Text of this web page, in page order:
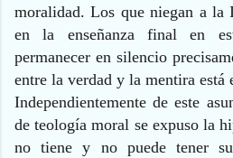
moralidad. Los que niegan a la
en la enseñanza final en
permanecer en silencio
entre la verdad y la mentira está
Independientemente de este
de teología moral se expuso la
no tiene y no puede tener